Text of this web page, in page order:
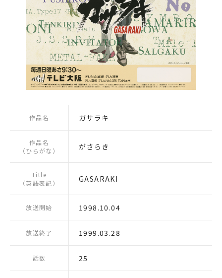
作品名 ガサラキ
作品名
（ひらがな）
がさらき
Title
（英語表記）
GASARAKI
放送開始 1998.10.04
放送終了 1999.03.28
話数 25